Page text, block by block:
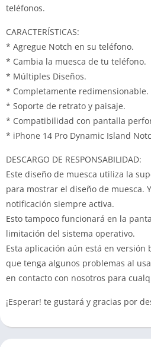
teléfonos.
CARACTERÍSTICAS:
* Agregue Notch en su teléfono.
* Cambia la muesca de tu teléfono.
* Múltiples Diseños.
* Completamente redimensionable.
* Soporte de retrato y paisaje.
* Compatibilidad con pantalla
* iPhone 14 Pro Dynamic Island
DESCARGO DE RESPONSABILIDAD:
Este diseño de muesca utiliza la
para mostrar el diseño de muesca.
notificación siempre activa.
Esto tampoco funcionará en la
limitación del sistema operativo.
Esta aplicación aún está en versión
que tenga algunos problemas al
en contacto con nosotros para
¡Esperar! te gustará y gracias por